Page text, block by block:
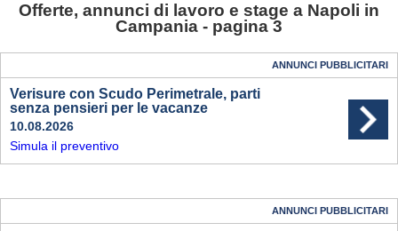
Offerte, annunci di lavoro e stage a Napoli in
Campania - pagina 3
ANNUNCI PUBBLICITARI
Verisure con Scudo Perimetrale, parti
senza pensieri per le vacanze
10.08.2026
Simula il preventivo
ANNUNCI PUBBLICITARI